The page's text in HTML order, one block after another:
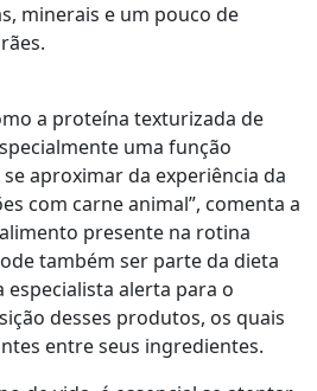
minerais e um pouco de
a proteína texturizada de
uma função
aproximar da experiência da
com carne animal”, comenta a
presente na rotina
também ser parte da dieta
especialista alerta para o
desses produtos, os quais
entre seus ingredientes.